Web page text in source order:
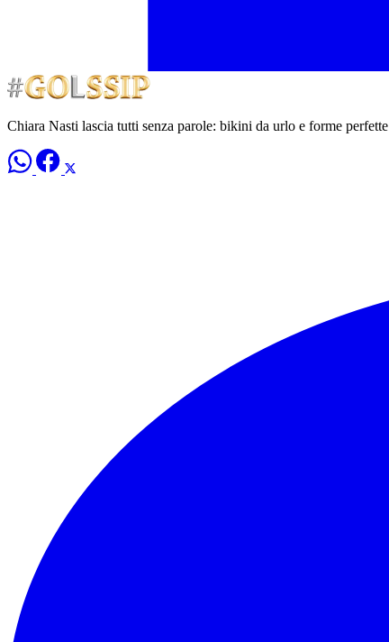
Chiara Nasti lascia tutti senza parole: bikini da urlo e forme perfette